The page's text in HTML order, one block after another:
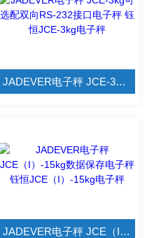
JADEVER电子秤 JCE-3kg可选配双向RS-232接口电子秤 钰恒JCE-3kg电子秤
JADEVER电子秤 JCE（I）-15kg数据保存电子秤 钰恒JCE（I）-15kg电子秤